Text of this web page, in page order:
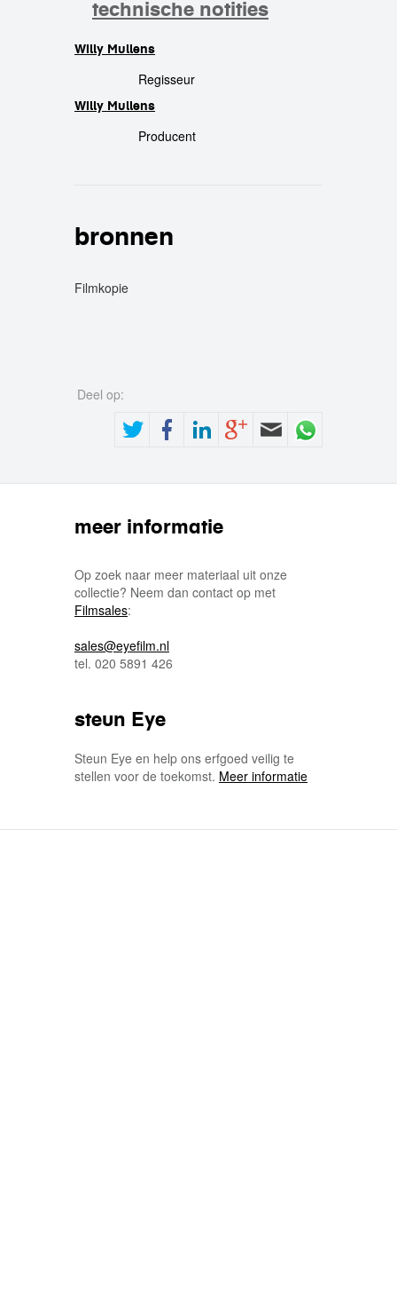
technische notities
Willy Mullens
Regisseur
Willy Mullens
Producent
bronnen
Filmkopie
Deel op:
meer informatie
Op zoek naar meer materiaal uit onze
collectie? Neem dan contact op met
Filmsales:
sales@eyefilm.nl
tel. 020 5891 426
steun Eye
Steun Eye en help ons erfgoed veilig te
stellen voor de toekomst. Meer informatie